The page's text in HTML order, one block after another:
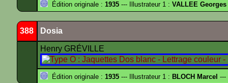
Édition originale : 1935 --- Illustrateur 1 : VALLEE Georges
388 Dosia
Henry GRÉVILLE
Édition originale : 1935 --- Illustrateur 1 : BLOCH Marcel ---